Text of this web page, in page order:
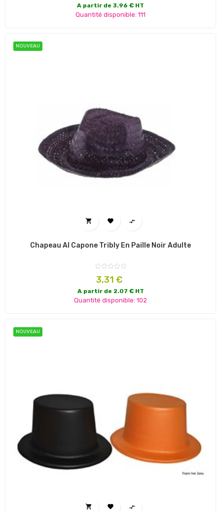
A partir de 3.96 € HT
Quantité disponible: 111
NOUVEAU
  
Chapeau Al Capone Tribly En Paille Noir Adulte
Prix
3,31 €
A partir de 2.07 € HT
Quantité disponible: 102
NOUVEAU
  